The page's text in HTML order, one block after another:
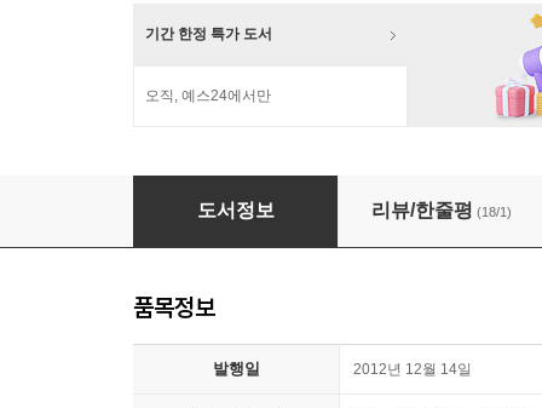
기간 한정 특가 도서
오직, 예스24에서만
스마트폰이 세상을 바꾼다고?
도서정보 리뷰/한줄평 (18/1)
품목정보
발행일 2012년 12월 14일